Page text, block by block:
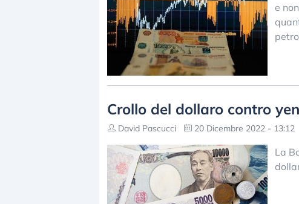
e
Crollo del dollaro contro
David Pascucci 20 Dicembre 2022 - 13:12
La